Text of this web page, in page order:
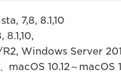
7,8, 8.1,10
Windows Server
macOS 10.12～macOS